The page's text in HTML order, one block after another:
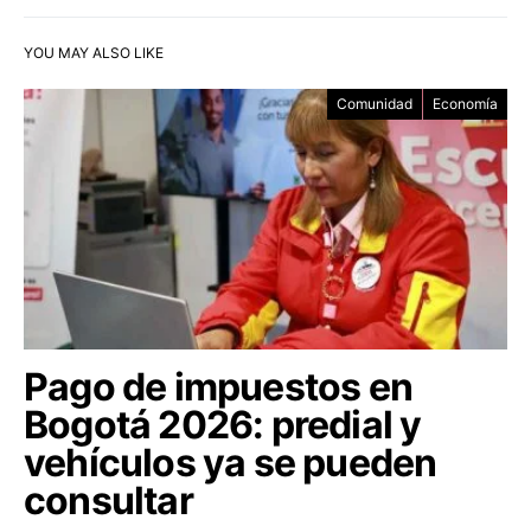
YOU MAY ALSO LIKE
Comunidad Economía
Pago de impuestos en
Bogotá 2026: predial y
vehículos ya se pueden
consultar